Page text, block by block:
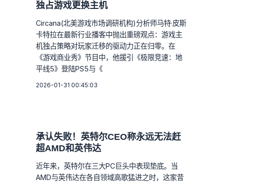
独占游戏更换主机
Circana(北美游戏市场调研机构)分析师马特·皮斯
卡特拉在最新行业播客中抛出重磅观点：游戏主
机独占策略对玩家迁移的驱动力正在归零。在
《游戏商业秀》节目中，他援引《极限竞速：地
平线5》登陆PS5与《
2026-01-31 00:45:03
承认失败！英特尔CEO称永远无法赶
超AMD和英伟达
近年来，英特尔在三大PC巨头中表现垫底。当
AMD与英伟达在各自领域高歌猛进之时，这家昔